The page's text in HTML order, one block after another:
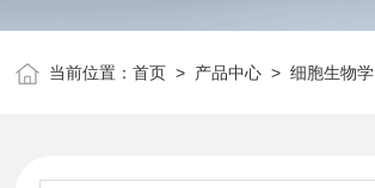
当前位置：首页 > 产品中心 >细胞生物学